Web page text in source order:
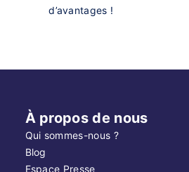
d’avantages !
À propos de nous
Qui sommes-nous ?
Blog
Espace Presse